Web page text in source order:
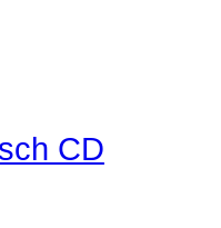
CD